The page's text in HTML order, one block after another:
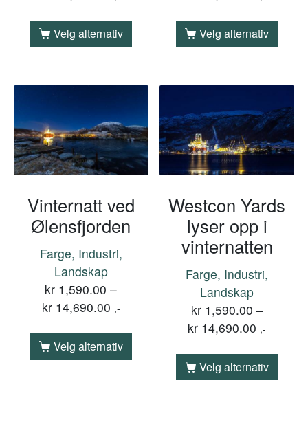
Velg alternativ Velg alternativ
Vinternatt ved
Ølensfjorden
Farge, Industri,
Landskap
kr 1,590.00 –
kr14,690.00 ,-
Velg alternativ
Westcon Yards
lyser opp i
vinternatten
Farge, Industri,
Landskap
kr1,590.00 –
kr 14,690.00 ,-
Velg alternativ